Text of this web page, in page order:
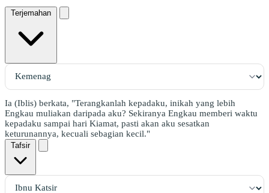
Terjemahan
Ia (Iblis) berkata, "Terangkanlah kepadaku, inikah yang lebih
Engkau muliakan daripada aku? Sekiranya Engkau memberi waktu
kepadaku sampai hari Kiamat, pasti akan aku sesatkan
keturunannya, kecuali sebagian kecil."
Tafsir